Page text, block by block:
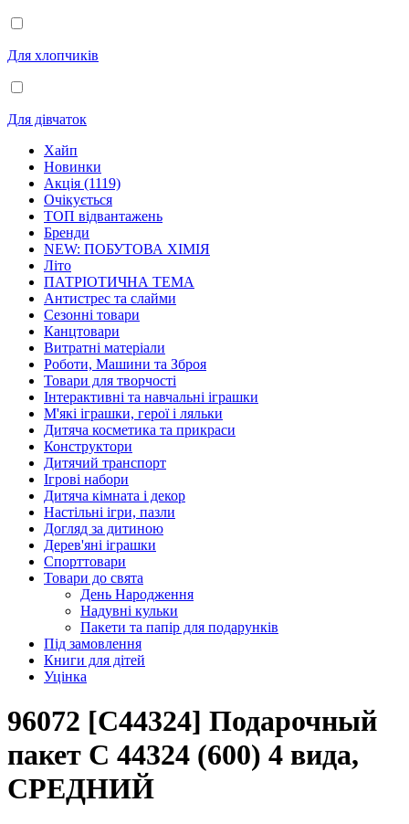
Для хлопчиків
Для дівчаток
Хайп
Новинки
Акція (1119)
Очікується
ТОП відвантажень
Бренди
NEW: ПОБУТОВА ХІМІЯ
Літо
ПАТРІОТИЧНА ТЕМА
Антистрес та слайми
Сезонні товари
Канцтовари
Витратні матеріали
Роботи, Машини та Зброя
Товари для творчості
Інтерактивні та навчальні іграшки
М'які іграшки, герої і ляльки
Дитяча косметика та прикраси
Конструктори
Дитячий транспорт
Ігрові набори
Дитяча кімната і декор
Настільні ігри, пазли
Догляд за дитиною
Дерев'яні іграшки
Спорттовари
Товари до свята
День Народження
Надувні кульки
Пакети та папір для подарунків
Під замовлення
Книги для дітей
Уцінка
96072 [C44324] Подарочный
пакет C 44324 (600) 4 вида,
СРЕДНИЙ